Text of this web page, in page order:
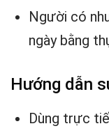
Người có
ngày bằng
Hướng dẫn
Dùng trực